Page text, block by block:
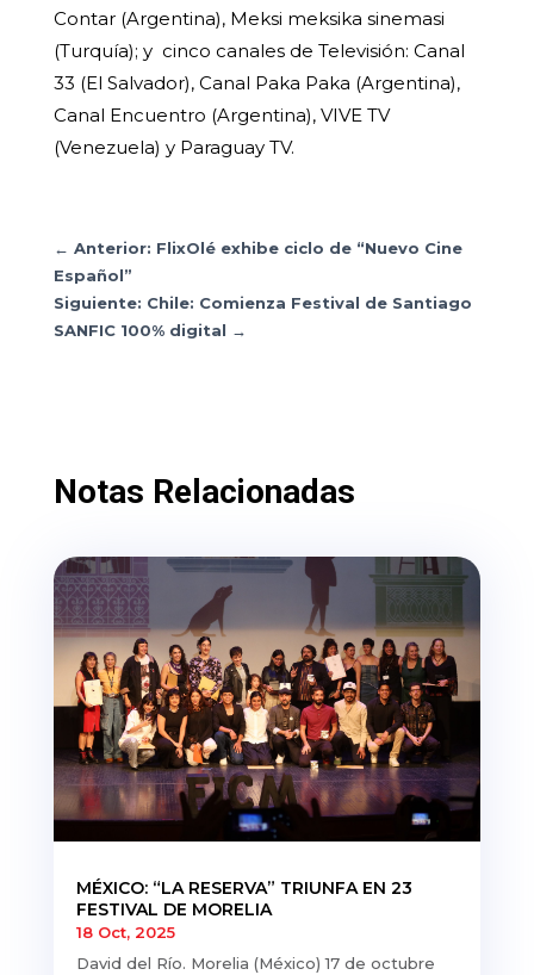
Contar (Argentina), Meksi meksika sinemasi
(Turquía); y cinco canales de Televisión: Canal
33 (El Salvador), Canal Paka Paka (Argentina),
Canal Encuentro (Argentina), VIVE TV
(Venezuela) y Paraguay TV.
← Anterior: FlixOlé exhibe ciclo de “Nuevo Cine
Español”
Siguiente: Chile: Comienza Festival de Santiago
SANFIC 100% digital →
Notas Relacionadas
MÉXICO: “LA RESERVA” TRIUNFA EN 23
FESTIVAL DE MORELIA
18 Oct, 2025
David del Río. Morelia (México) 17 de octubre